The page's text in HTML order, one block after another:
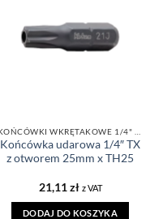
Końcówka udarowa 1/4″ TX
z otworem 25mm x TH25
21,11zł z VAT
DODAJ DO KOSZYKA